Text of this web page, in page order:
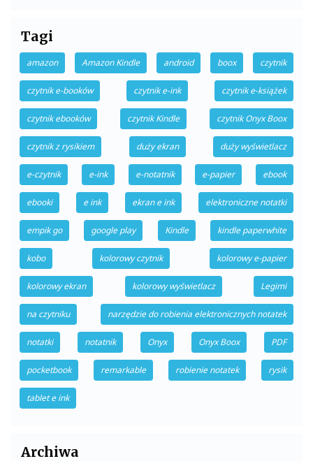
Tagi
amazon Amazon Kindle android boox czytnik
czytnik e-booków czytnik e-ink czytnik e-książek
czytnik ebooków czytnik Kindle czytnik Onyx Boox
czytnik z rysikiem duży ekran duży wyświetlacz
e-czytnik e-ink e-notatnik e-papier ebook
ebooki e ink ekran e ink elektroniczne notatki
empik go google play Kindle kindle paperwhite
kobo kolorowy czytnik kolorowy e-papier
kolorowy ekran kolorowy wyświetlacz Legimi
na czytniku narzędzie do robienia elektronicznych notatek
notatki notatnik Onyx Onyx Boox PDF
pocketbook remarkable robienie notatek rysik
tablet e ink
Archiwa